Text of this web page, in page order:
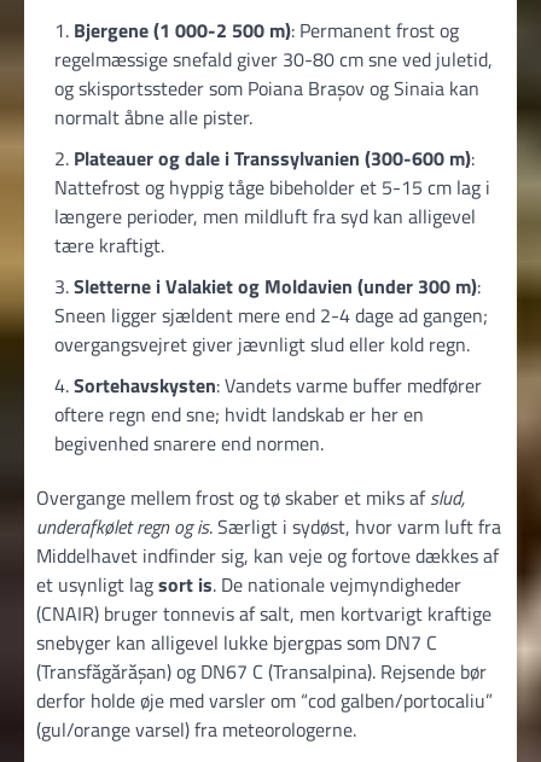
Bjergene (1 000-2 500 m): Permanent frost og
regelmæssige snefald giver 30-80 cm sne ved juletid,
og skisportssteder som Poiana Brașov og Sinaia kan
normalt åbne alle pister.
Plateauer og dale i Transsylvanien (300-600 m):
Nattefrost og hyppig tåge bibeholder et 5-15 cm lag i
længere perioder, men mildluft fra syd kan alligevel
tære kraftigt.
Sletterne i Valakiet og Moldavien (under 300 m):
Sneen ligger sjældent mere end 2-4 dage ad gangen;
overgangsvejret giver jævnligt slud eller kold regn.
Sortehavskysten: Vandets varme buffer medfører
oftere regn end sne; hvidt landskab er her en
begivenhed snarere end normen.
Overgange mellem frost og tø skaber et miks afslud,
underafkølet regn og is. Særligt i sydøst, hvor varm luft fra
Middelhavet indfinder sig, kan veje og fortove dækkes af
et usynligt lagsort is. De nationale vejmyndigheder
(CNAIR) bruger tonnevis af salt, men kortvarigt kraftige
snebyger kan alligevel lukke bjergpas som DN7 C
(Transfăgărășan) og DN67 C (Transalpina). Rejsende bør
derfor holde øje med varsler om “cod galben/portocaliu”
(gul/orange varsel) fra meteorologerne.